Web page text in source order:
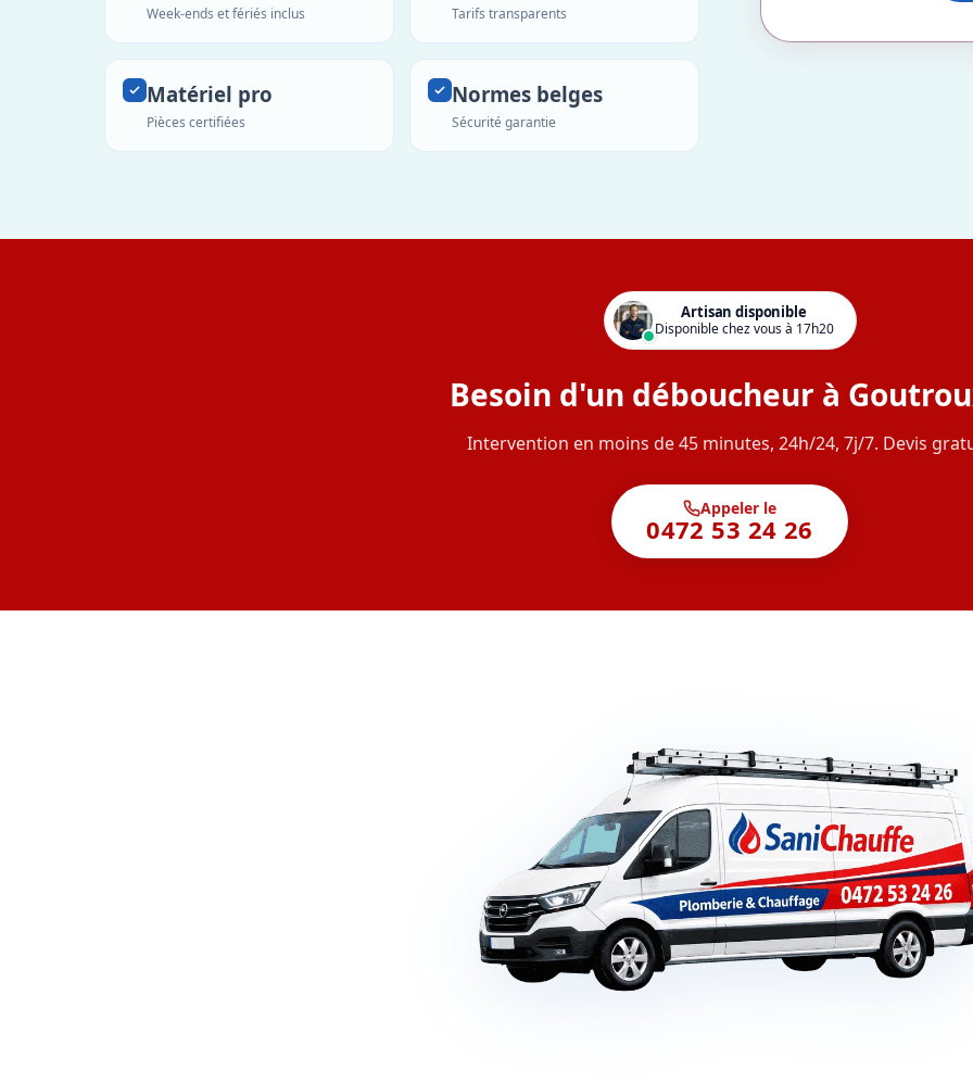
Week-ends et fériés inclus Tarifs transparents
Matériel pro
Pièces certifiées
Normes belges
Sécurité garantie
Artisan disponible
Disponible chez vous à 17h20
Besoin d'un déboucheur à
Intervention en moins de 45 minutes, 24h/24, 7j/7. Devis
Appeler le
0472 53 24 26